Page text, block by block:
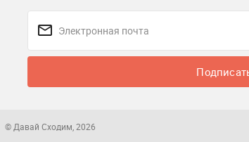
© Давай Сходим, 2026